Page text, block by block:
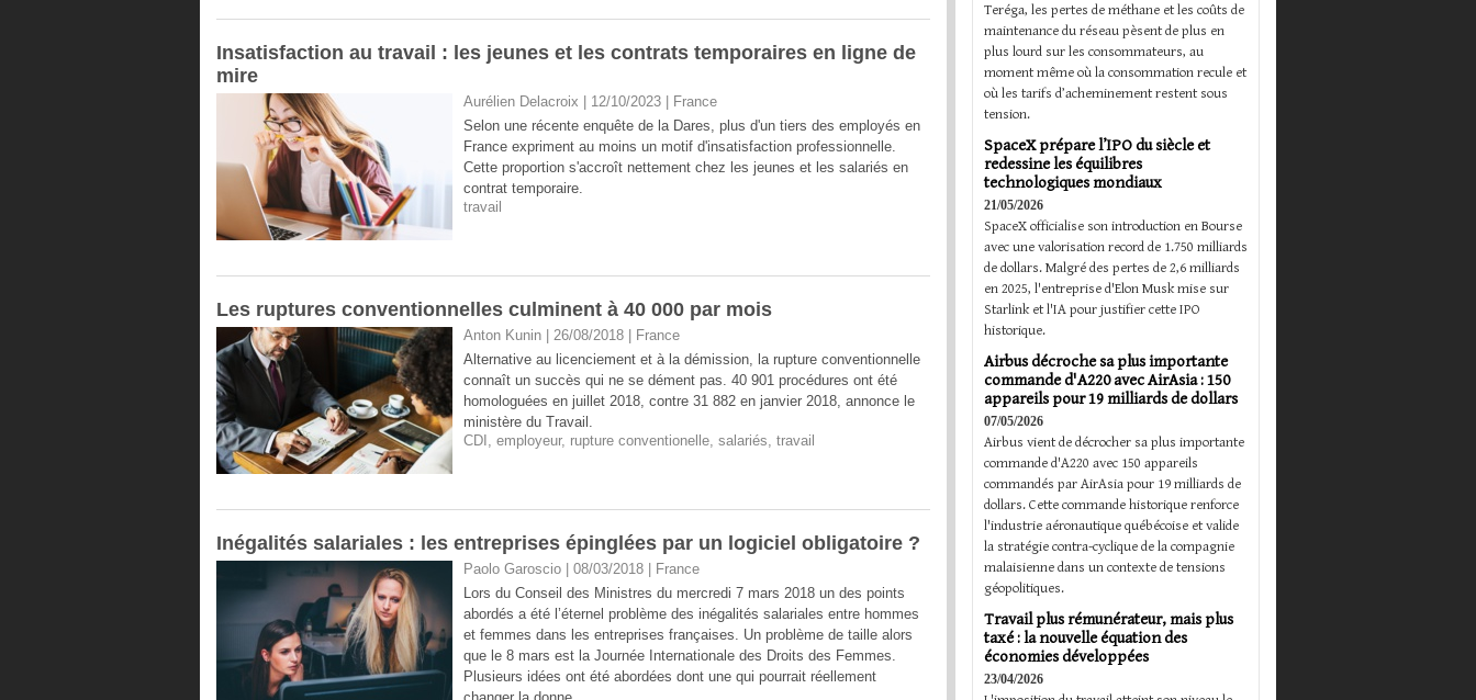
Insatisfaction au travail : les jeunes et les contrats temporaires en ligne de
mire
Aurélien Delacroix | 12/10/2023
France
Selon une récente enquête de la Dares, plus d'un tiers des employés en
France expriment au moins un motif d'insatisfaction professionnelle.
Cette proportion s'accroît nettement chez les jeunes et les salariés en
contrat temporaire.
travail
Les ruptures conventionnelles culminent à 40 000 par mois
Anton Kunin | 26/08/2018
France
Alternative au licenciement et à la démission, la rupture conventionnelle
connaît un succès qui ne se dément pas. 40 901 procédures ont été
homologuées en juillet 2018, contre 31 882 en janvier 2018, annonce le
ministère du Travail.
CDI , employeur, rupture conventionelle, salariés, travail
Inégalités salariales : les entreprises épinglées par un logiciel obligatoire ?
Paolo Garoscio | 08/03/2018
France
Lors du Conseil des Ministres du mercredi 7 mars 2018 un des points
abordés a été l’éternel problème des inégalités salariales entre hommes
et femmes dans les entreprises françaises. Un problème de taille alors
que le 8 mars est la Journée Internationale des Droits des Femmes.
Plusieurs idées ont été abordées dont une qui pourrait réellement
Teréga, les pertes de méthane et les coûts de
maintenance du réseau pèsent de plus en
plus lourd sur les consommateurs, au
moment même où la consommation recule et
où les tarifs d’acheminement restent sous
tension.
SpaceX prépare l’IPO du siècle et
redessine les équilibres
technologiques mondiaux
21/05/2026
SpaceX officialise son introduction en Bourse
avec une valorisation record de 1.750 milliards
de dollars. Malgré des pertes de 2,6 milliards
en 2025, l'entreprise d'Elon Musk mise sur
Starlink et l'IA pour justifier cette IPO
historique.
Airbus décroche sa plus importante
commande d'A220 avec AirAsia : 150
appareils pour 19 milliards de dollars
07/05/2026
Airbus vient de décrocher sa plus importante
commande d'A220 avec 150 appareils
commandés par AirAsia pour 19 milliards de
dollars. Cette commande historique renforce
l'industrie aéronautique québécoise et valide
la stratégie contra-cyclique de la compagnie
malaisienne dans un contexte de tensions
géopolitiques.
Travail plus rémunérateur, mais plus
taxé : la nouvelle équation des
économies développées
23/04/2026